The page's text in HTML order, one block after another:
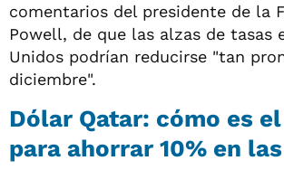
comentarios del presidente de la
Powell, de que las alzas de tasas
Unidos podrían reducirse "tan
diciembre".
Dólar Qatar: cómo es
para ahorrar 10% en